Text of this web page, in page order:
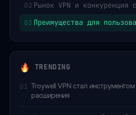
02 Рынок VPN и конкуренция
03 Преимущества для
TRENDING
01 Troywell VPN стал
расширения